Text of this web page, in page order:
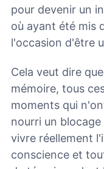
pour devenir un
où ayant été mis
l'occasion d'être
Cela veut dire
mémoire, tous
moments qui
nourri un
vivre réellement
conscience et